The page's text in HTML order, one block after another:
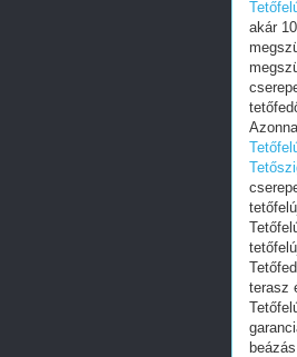
akár
terasz